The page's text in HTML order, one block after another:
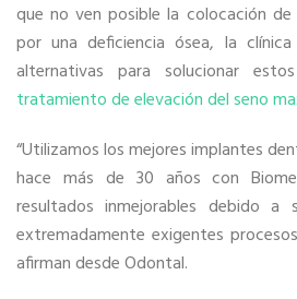
que no ven posible la colocación
por una deficiencia ósea, la
alternativas para solucionar
tratamiento de elevación del seno
“Utilizamos los mejores implantes
hace más de 30 años con
resultados inmejorables debido a
extremadamente exigentes
afirman desde Odontal.